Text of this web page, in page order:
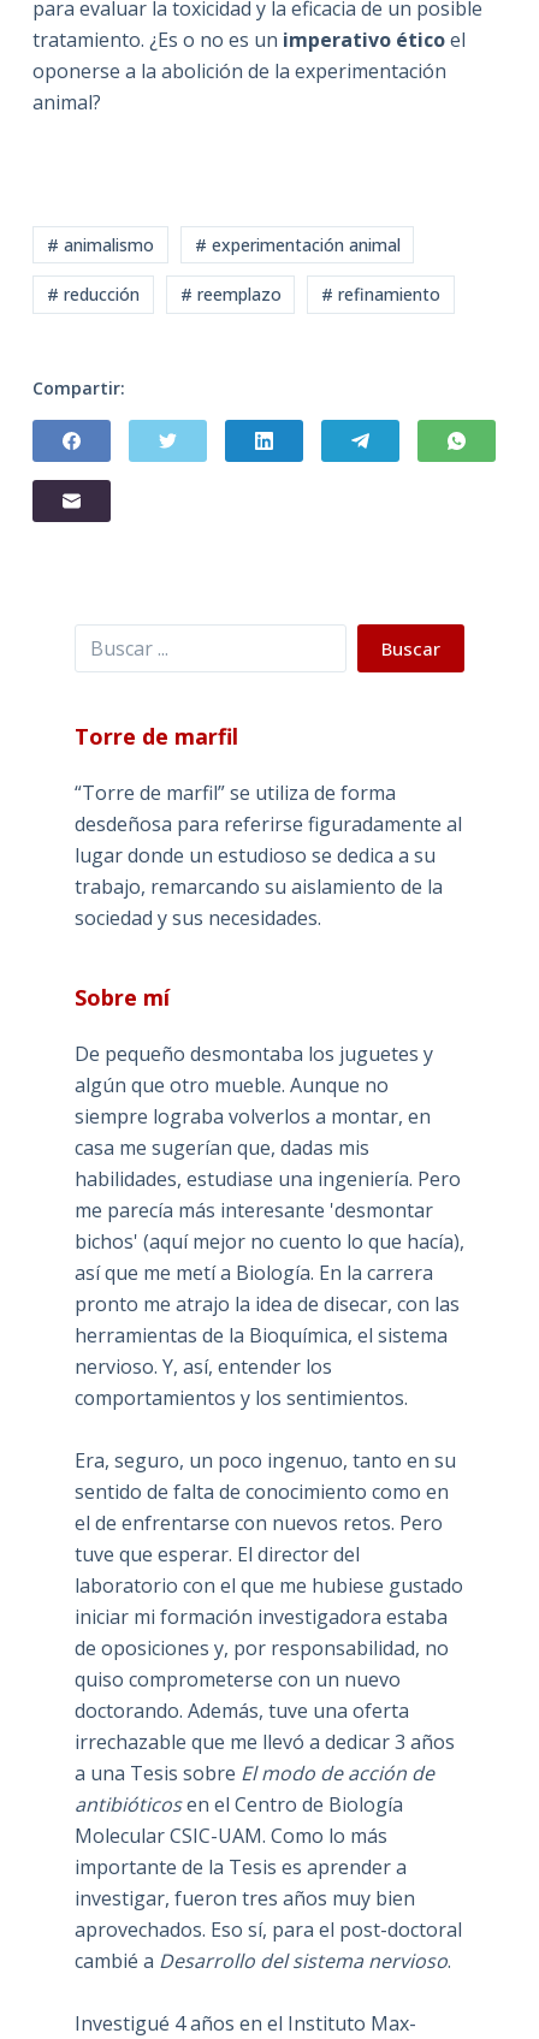
para evaluar la toxicidad y la eficacia de un posible
tratamiento. ¿Es o no es un imperativo éticoel
oponerse a la abolición de la experimentación
animal?
# animalismo # experimentación animal
# reducción # reemplazo # refinamiento
Compartir:
Buscar Buscar
Torre de marfil
“Torre de marfil” se utiliza de forma
desdeñosa para referirse figuradamente al
lugar donde un estudioso se dedica a su
trabajo, remarcando su aislamiento de la
sociedad y sus necesidades.
Sobre mí
De pequeño desmontaba los juguetes y
algún que otro mueble. Aunque no
siempre lograba volverlos a montar, en
casa me sugerían que, dadas mis
habilidades, estudiase una ingeniería. Pero
me parecía más interesante 'desmontar
bichos' (aquí mejor no cuento lo que hacía),
así que me metí a Biología. En la carrera
pronto me atrajo la idea de disecar, con las
herramientas de la Bioquímica, el sistema
nervioso. Y, así, entender los
comportamientos y los sentimientos.
Era, seguro, un poco ingenuo, tanto en su
sentido de falta de conocimiento como en
el de enfrentarse con nuevos retos. Pero
tuve que esperar. El director del
laboratorio con el que me hubiese gustado
iniciar mi formación investigadora estaba
de oposiciones y, por responsabilidad, no
quiso comprometerse con un nuevo
doctorando. Además, tuve una oferta
irrechazable que me llevó a dedicar 3 años
a una Tesis sobre El modo de acción de
antibióticosen el Centro de Biología
Molecular CSIC-UAM. Como lo más
importante de la Tesis es aprender a
investigar, fueron tres años muy bien
aprovechados. Eso sí, para el post-doctoral
cambié a Desarrollo del sistema nervioso.
Investigué 4 años en el Instituto Max-